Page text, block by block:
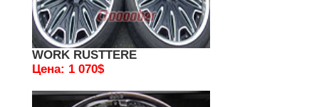
WORK RUSTTERE
Цена: 1 070$